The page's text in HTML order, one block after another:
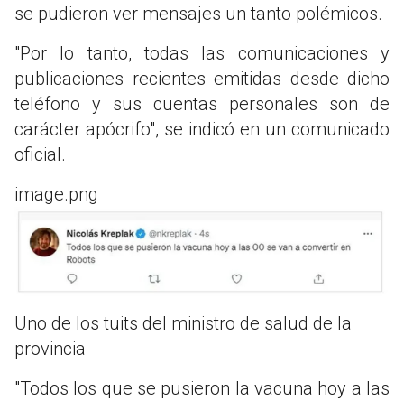
se pudieron ver mensajes un tanto polémicos.
"Por lo tanto, todas las comunicaciones y
publicaciones recientes emitidas desde dicho
teléfono y sus cuentas personales son de
carácter apócrifo", se indicó en un comunicado
oficial.
image.png
Uno de los tuits del ministro de salud de la
provincia
"Todos los que se pusieron la vacuna hoy a las